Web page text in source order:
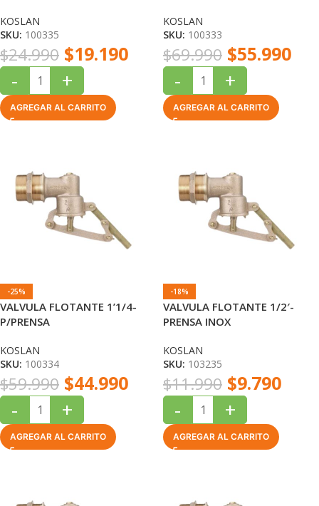
KOSLAN
SKU: 100335
$24.990 $19.190
- +
AGREGAR AL CARRITO
KOSLAN
SKU: 100333
$69.990 $55.990
- +
AGREGAR AL CARRITO
-25%
VALVULA FLOTANTE 1’1/4-
P/PRENSA
KOSLAN
SKU: 100334
$59.990 $44.990
- +
AGREGAR AL CARRITO
-18%
VALVULA FLOTANTE 1/2′-
PRENSA INOX
KOSLAN
SKU: 103235
$11.990 $9.790
- +
AGREGAR AL CARRITO